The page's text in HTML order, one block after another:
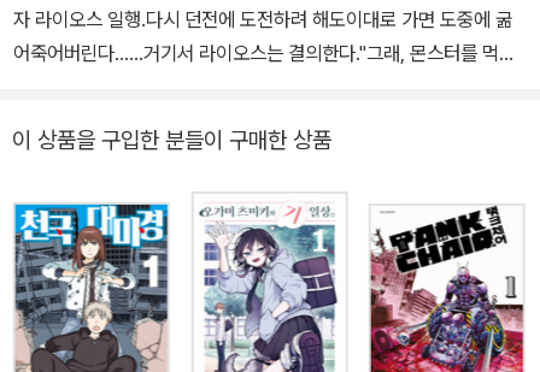
자 라이오스 일행.다시 던전에 도전하려 해도이대로 가면 도중에 굶
어죽어버린다......거기서 라이오스는 결의한다."그래, 몬스터를 먹
애니메이션 글로벌 대히트!& TV 애니메이션 2기 제작 중!!
이 상품을 구입한 분들이 구매한 상품